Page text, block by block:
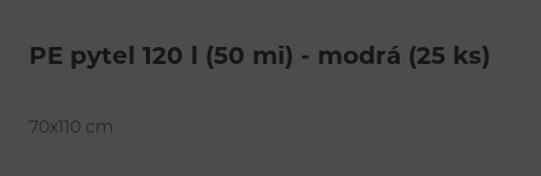
PE pytel 120 l (50 mi) - modrá (25 ks)
70x110 cm